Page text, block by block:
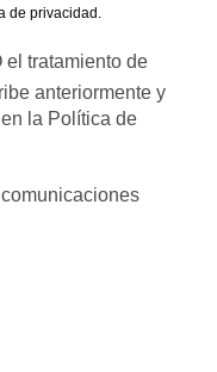
de privacidad .
el tratamiento de
anteriormente y
la Política de